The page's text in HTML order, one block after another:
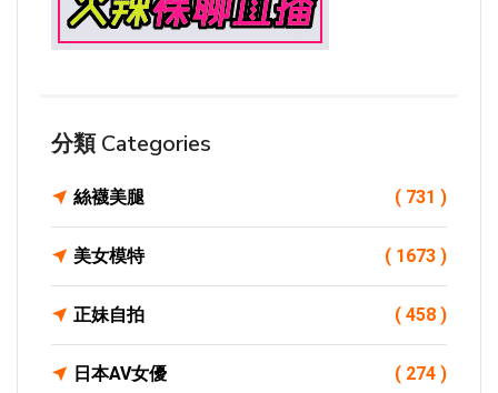
分類 Categories
絲襪美腿 ( 731 )
美女模特 ( 1673 )
正妹自拍 ( 458 )
日本AV女優 ( 274 )